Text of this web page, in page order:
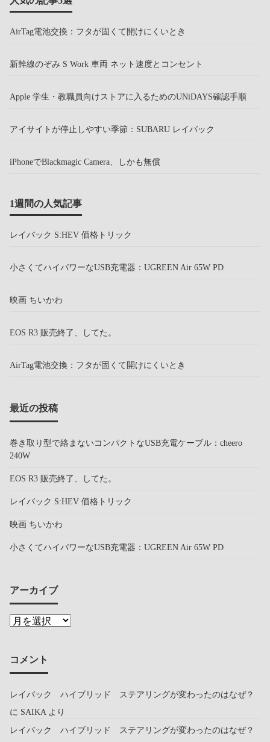
AirTag電池交換：フタが固くて開けにくいとき
新幹線のぞみ S Work 車両 ネット速度とコンセント
Apple 学生・教職員向けストアに入るためのUNiDAYS確認手順
アイサイトが停止しやすい季節：SUBARU レイバック
iPhoneでBlackmagic Camera、しかも無償
1週間の人気記事
レイバック S:HEV 価格トリック
小さくてハイパワーなUSB充電器：UGREEN Air 65W PD
映画 ちいかわ
EOS R3 販売終了、してた。
AirTag電池交換：フタが固くて開けにくいとき
最近の投稿
巻き取り型で絡まないコンパクトなUSB充電ケーブル：cheero
240W
EOS R3 販売終了、してた。
レイバック S:HEV 価格トリック
映画 ちいかわ
小さくてハイパワーなUSB充電器：UGREEN Air 65W PD
アーカイブ
コメント
レイバック ハイブリッド ステアリングが変わったのはなぜ？
に SAIKAより
レイバック ハイブリッド ステアリングが変わったのはなぜ？